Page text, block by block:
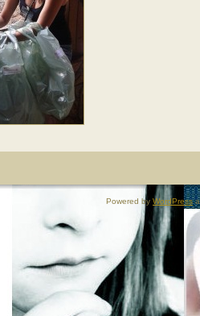
Powered by WordPress